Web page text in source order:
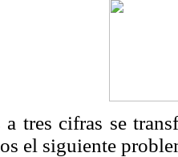
a tres cifras se
el siguiente